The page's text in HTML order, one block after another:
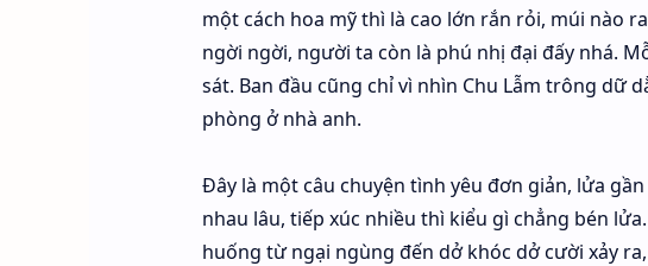
một cách hoa mỹ thì là cao lớn rắn rỏi, múi nào
ngời ngời, người ta còn là phú nhị đại đấy nhá.
sát. Ban đầu cũng chỉ vì nhìn Chu Lẫm trông dữ
phòng ở nhà anh.
Đây là một câu chuyện tình yêu đơn giản, lửa
nhau lâu, tiếp xúc nhiều thì kiểu gì chẳng bén
huống từ ngại ngùng đến dở khóc dở cười xảy